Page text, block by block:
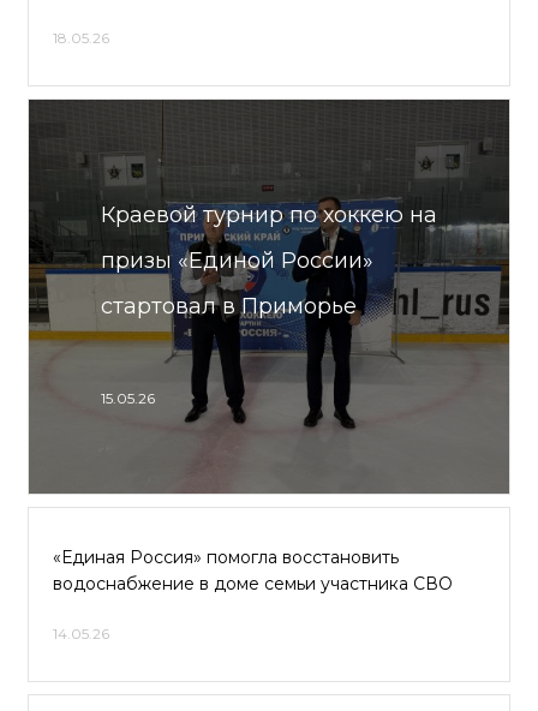
18.05.26
Краевой турнир по хоккею на
призы «Единой России»
стартовал в Приморье
15.05.26
«Единая Россия» помогла восстановить
водоснабжение в доме семьи участника СВО
14.05.26